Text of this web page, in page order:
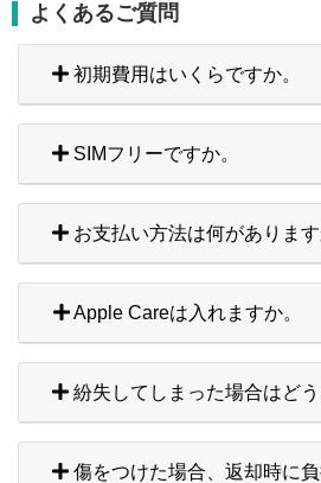
よくあるご質問
初期費用はいくらですか。
SIMフリーですか。
お支払い方法は何があります
Apple Careは入れますか。
紛失してしまった場合はどう
傷をつけた場合、返却時に負